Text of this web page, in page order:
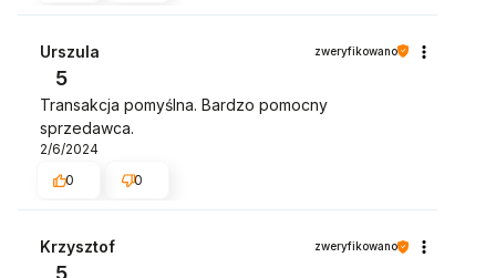
Urszula zweryfikowano
5
Transakcja pomyślna. Bardzo pomocny
sprzedawca.
2/6/2024
0
0
Krzysztof zweryfikowano